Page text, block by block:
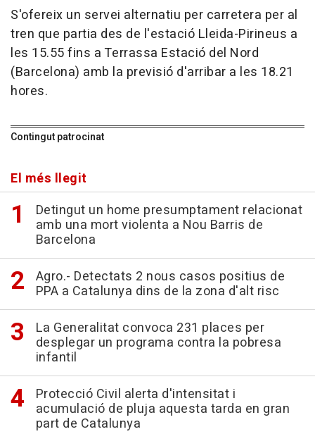
S'ofereix un servei alternatiu per carretera per al
tren que partia des de l'estació Lleida-Pirineus a
les 15.55 fins a Terrassa Estació del Nord
(Barcelona) amb la previsió d'arribar a les 18.21
hores.
Contingut patrocinat
El més llegit
Detingut un home presumptament relacionat
amb una mort violenta a Nou Barris de
Barcelona
Agro.- Detectats 2 nous casos positius de
PPA a Catalunya dins de la zona d'alt risc
La Generalitat convoca 231 places per
desplegar un programa contra la pobresa
infantil
Protecció Civil alerta d'intensitat i
acumulació de pluja aquesta tarda en gran
part de Catalunya